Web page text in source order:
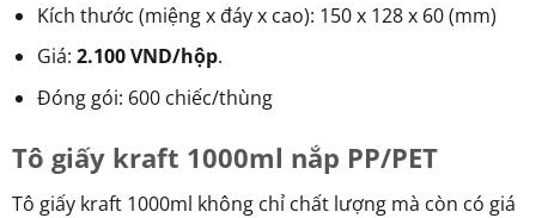
Kích thước (miệng x đáy x cao): 150 x 128 x 60 (mm)
Giá: 2.100 VND/hộp.
Đóng gói: 600 chiếc/thùng
Tô giấy kraft 1000ml nắp PP/PET
Tô giấy kraft 1000ml không chỉ chất lượng mà còn có giá